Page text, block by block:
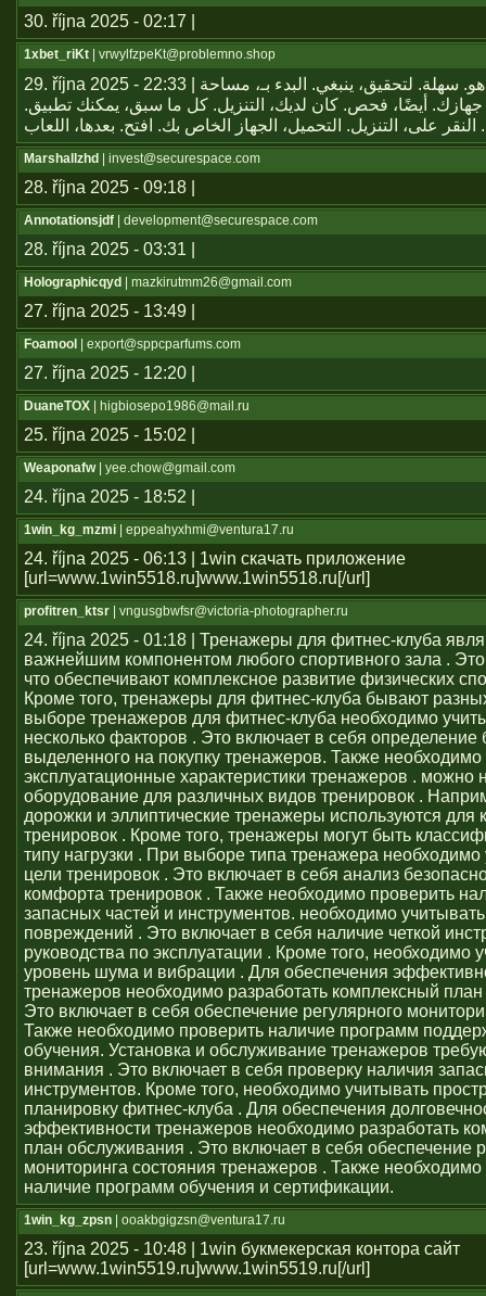
30. října 2025 - 02:17 |
1xbet_riKt | vrwylfzpeKt@problemno.shop
29. října 2025 - 22:33 | يعتبر تطبيق هو. سهلة. لتحقيق، ينبغي. البدء بـ، مساحة
أيضًا، فحص. كان لديك، التنزيل. كل ما سبق، يمكنك تطبيق.
Marshallzhd | invest@securespace.com
28. října 2025 - 09:18 |
Annotationsjdf | development@securespace.com
28. října 2025 - 03:31 |
Holographicqyd | mazkirutmm26@gmail.com
27. října 2025 - 13:49 |
Foamool | export@sppcparfums.com
27. října 2025 - 12:20 |
DuaneTOX | higbiosepo1986@mail.ru
25. října 2025 - 15:02 |
Weaponafw| yee.chow@gmail.com
24. října 2025 - 18:52 |
1win_kg_mzmi | eppeahyxhmi@ventura17.ru
24. října 2025 - 06:13 | 1win скачать приложение
[url=www.1win5518.ru]www.1win5518.ru[/url]
profitren_ktsr | vngusgbwfsr@victoria-photographer.ru
24. října 2025 - 01:18 | Тренажеры для фитнес-клуба
важнейшим компонентом любого спортивного зала .
что обеспечивают комплексное развитие физических
Кроме того, тренажеры для фитнес-клуба бывают
выборе тренажеров для фитнес-клуба необходимо
несколько факторов . Это включает в себя определение
выделенного на покупку тренажеров. Также необходимо
эксплуатационные характеристики тренажеров . можно
оборудование для различных видов тренировок .
дорожки и эллиптические тренажеры используются для
тренировок . Кроме того, тренажеры могут быть
типу нагрузки . При выборе типа тренажера необходимо
цели тренировок . Это включает в себя анализ
комфорта тренировок . Также необходимо проверить
запасных частей и инструментов. необходимо
повреждений . Это включает в себя наличие четкой
руководства по эксплуатации . Кроме того, необходимо
уровень шума и вибрации . Для обеспечения
тренажеров необходимо разработать комплексный план
Это включает в себя обеспечение регулярного
Также необходимо проверить наличие программ
обучения. Установка и обслуживание тренажеров
внимания . Это включает в себя проверку наличия
инструментов. Кроме того, необходимо учитывать
планировку фитнес-клуба . Для обеспечения
эффективности тренажеров необходимо разработать
план обслуживания . Это включает в себя обеспечение
мониторинга состояния тренажеров . Также необходимо
наличие программ обучения и сертификации.
1win_kg_zpsn | ooakbgigzsn@ventura17.ru
23. října 2025 - 10:48 | 1win букмекерская контора сайт
[url=www.1win5519.ru]www.1win5519.ru[/url]